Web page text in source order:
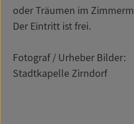
oder Träumen im
Der Eintritt ist frei.
Fotograf / Urheber Bilder:
Stadtkapelle Zirndorf